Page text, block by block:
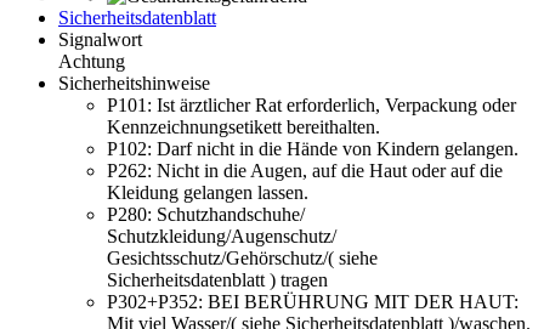
Sicherheitsdatenblatt
Signalwort
Achtung
Sicherheitshinweise
P101: Ist ärztlicher Rat erforderlich, Verpackung oder
Kennzeichnungsetikett bereithalten.
P102: Darf nicht in die Hände von Kindern gelangen.
P262: Nicht in die Augen, auf die Haut oder auf die
Kleidung gelangen lassen.
P280: Schutzhandschuhe/
Schutzkleidung/Augenschutz/
Gesichtsschutz/Gehörschutz/( siehe
Sicherheitsdatenblatt ) tragen
P302+P352: BEI BERÜHRUNG MIT DER HAUT:
Mit viel Wasser/( siehe Sicherheitsdatenblatt )/waschen.